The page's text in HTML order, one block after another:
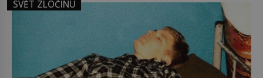
dcerou – a všechny ty děti byly zplozené v incestu.
Na sociálním odboru jednoho z […]
SVĚT ZLOČINU